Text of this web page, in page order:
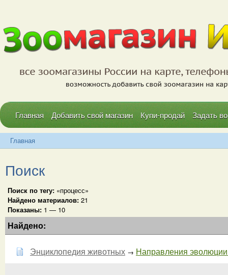
Главная Добавить свой магазин Купи-продай Задать
Главная
Поиск
Поиск по тегу: «процесс»
Найдено материалов: 21
Показаны: 1 — 10
Найдено:
Энциклопедия животных → Направления